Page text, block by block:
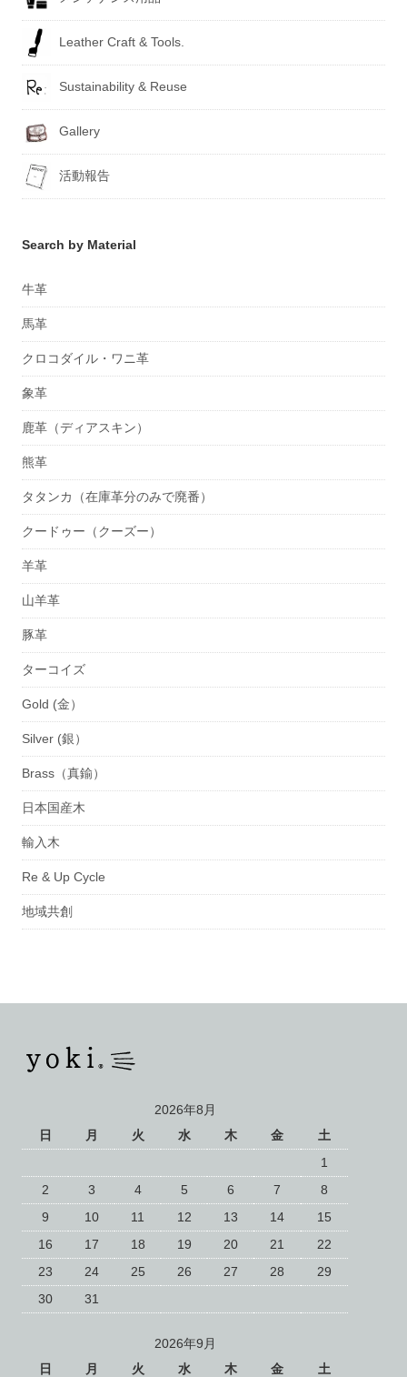
Leather Craft & Tools.
Sustainability & Reuse
Gallery
活動報告
Search by Material
牛革
馬革
クロコダイル・ワニ革
象革
鹿革（ディアスキン）
熊革
タタンカ（在庫革分のみで廃番）
クードゥー（クーズー）
羊革
山羊革
豚革
ターコイズ
Gold (金）
Silver (銀）
Brass（真鍮）
日本国産木
輸入木
Re & Up Cycle
地域共創
2026年8月
日
月 火 水 木 金
土
1
2
3 4 5 6 7
8
9
10 11 12 13 14
15
16
17 18 19 20 21
22
23
24 25 26 27 28
29
30
31
2026年9月
日
月 火 水 木 金
土